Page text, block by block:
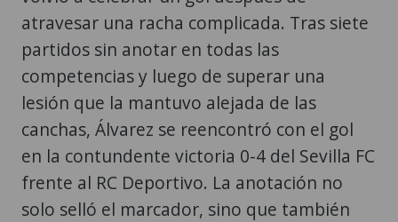
atravesar una racha complicada. Tras siete
partidos sin anotar en todas las
competencias y luego de superar una
lesión que la mantuvo alejada de las
canchas, Álvarez se reencontró con el gol
en la contundente victoria 0-4 del Sevilla FC
frente al RC Deportivo. La anotación no
solo selló el marcador, sino que también